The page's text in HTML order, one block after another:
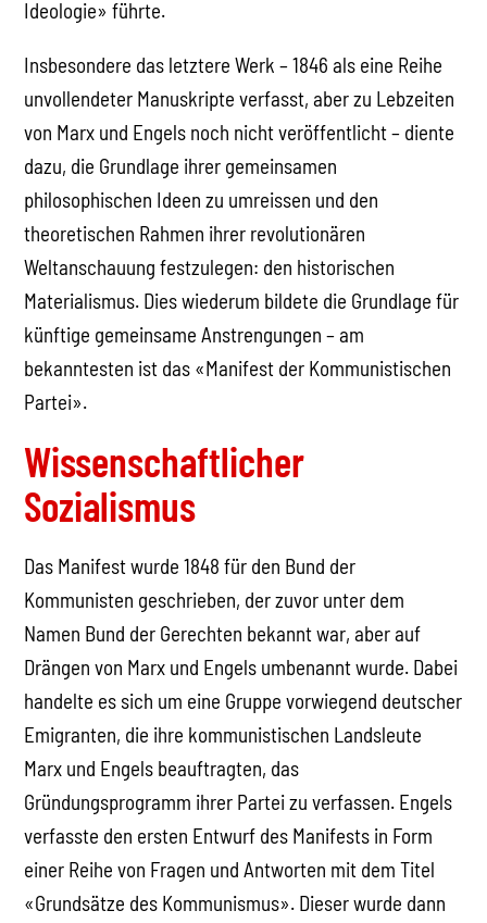
Ideologie» führte.
Insbesondere das letztere Werk – 1846 als eine Reihe
unvollendeter Manuskripte verfasst, aber zu Lebzeiten
von Marx und Engels noch nicht veröffentlicht – diente
dazu, die Grundlage ihrer gemeinsamen
philosophischen Ideen zu umreissen und den
theoretischen Rahmen ihrer revolutionären
Weltanschauung festzulegen: den historischen
Materialismus. Dies wiederum bildete die Grundlage für
künftige gemeinsame Anstrengungen – am
bekanntesten ist das «Manifest der Kommunistischen
Partei».
Wissenschaftlicher
Sozialismus
Das Manifest wurde 1848 für den Bund der
Kommunisten geschrieben, der zuvor unter dem
Namen Bund der Gerechten bekannt war, aber auf
Drängen von Marx und Engels umbenannt wurde. Dabei
handelte es sich um eine Gruppe vorwiegend deutscher
Emigranten, die ihre kommunistischen Landsleute
Marx und Engels beauftragten, das
Gründungsprogramm ihrer Partei zu verfassen. Engels
verfasste den ersten Entwurf des Manifests in Form
einer Reihe von Fragen und Antworten mit dem Titel
«Grundsätze des Kommunismus». Dieser wurde dann